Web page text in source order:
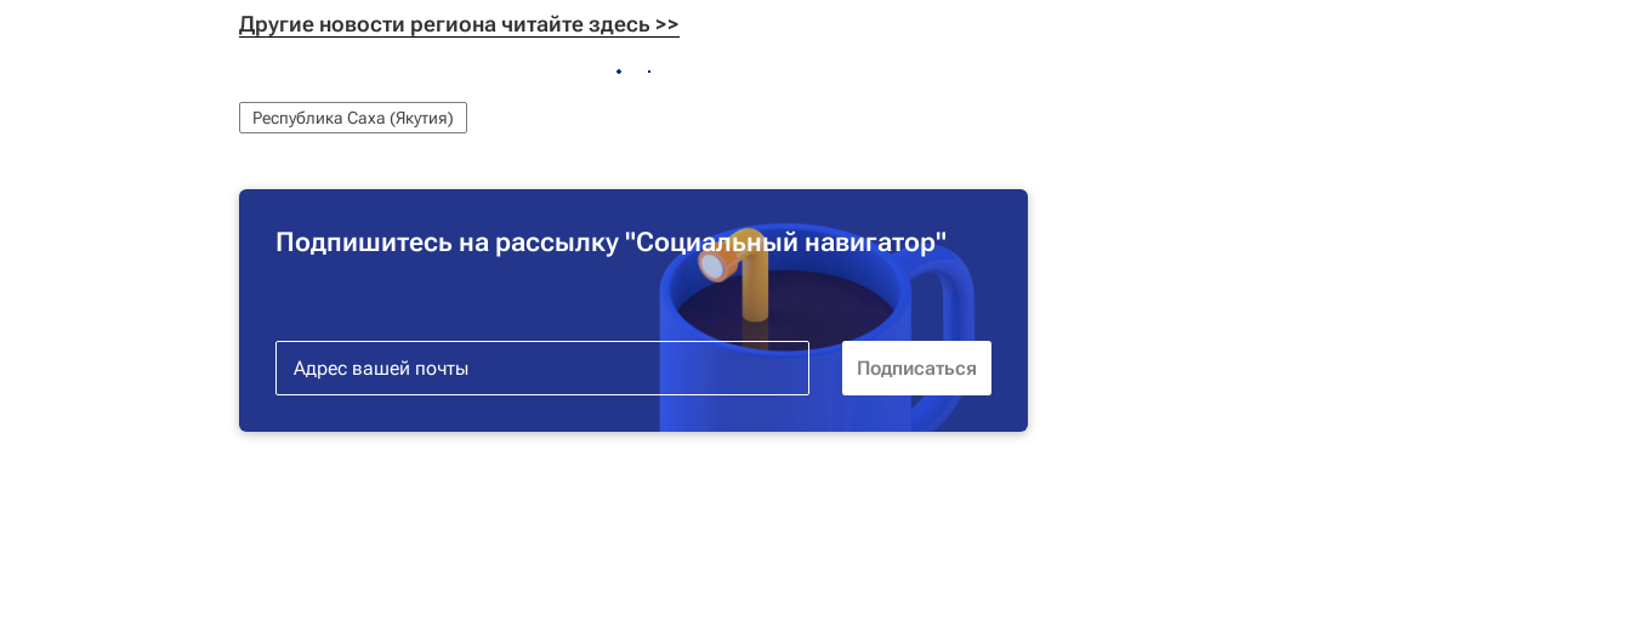
Другие новости региона читайте здесь >>
Республика Саха (Якутия)
Подпишитесь на рассылку "Социальный навигатор"